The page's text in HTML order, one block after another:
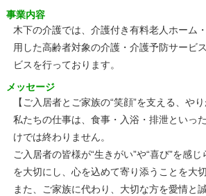
事業内容
木下の介護では、介護付き有料老人ホーム
用した高齢者対象の介護・介護予防サービ
ビスを行っております。
メッセージ
【ご入居者とご家族の“笑顔”を支える、や
私たちの仕事は、食事・入浴・排泄といっ
けでは終わりません。
ご入居者の皆様が“生きがい”や“喜び”を感
を大切にし、心を込めて寄り添うことを大
また、ご家族に代わり、大切な方を愛情と